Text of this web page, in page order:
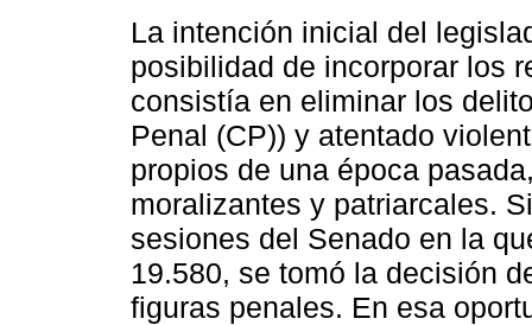
La intención inicial del
posibilidad de incorporar los
consistía en eliminar los
Penal (CP)) y atentado
propios de una época
moralizantes y patriarcales.
sesiones del Senado en la
19.580, se tomó la decisión
figuras penales. En esa